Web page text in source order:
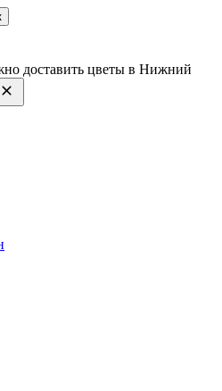
доставить цветы в Нижний